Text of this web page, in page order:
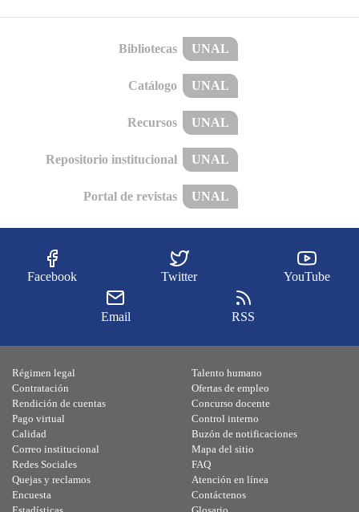
Bibliotecas UNAL
Catálogo UNAL
Recursos UNAL
Repositorio institucional UNAL
Portal de revistas UNAL
Facebook Twitter YouTube
Email RSS
Régimen legal
Contratación
Rendición de cuentas
Pago virtual
Calidad
Talento humano
Ofertas de empleo
Concurso docente
Control interno
Buzón de notificaciones
Correo institucional
Redes Sociales
Quejas y reclamos
Encuesta
Mapa del sitio
FAQ
Atención en línea
Contáctenos